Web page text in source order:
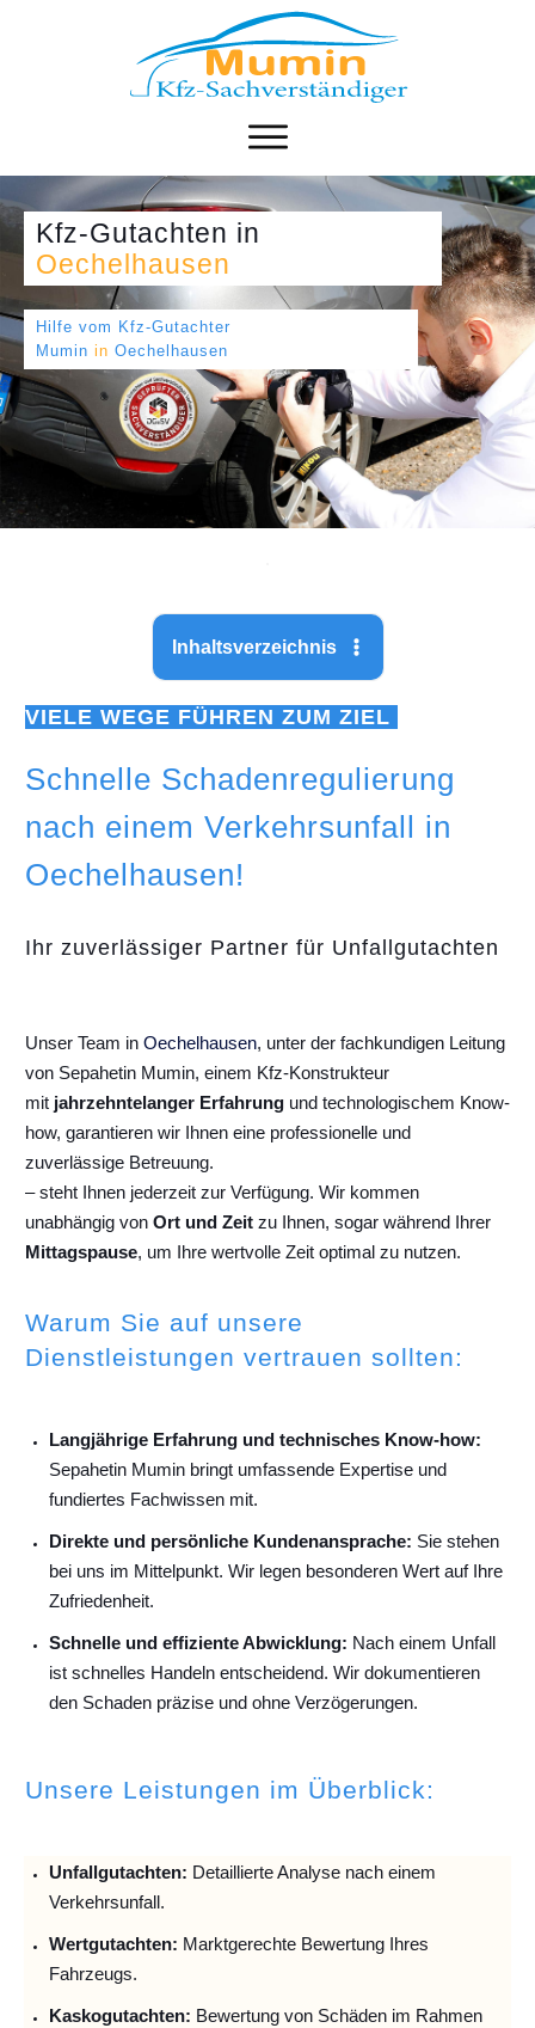
Kfz-Gutachten in
Oechelhausen
Hilfe vom Kfz-Gutachter
Mumin in Oechelhausen
Inhaltsverzeichnis
VIELE WEGE FÜHREN ZUM ZIEL
Schnelle Schadenregulierung
nach einem Verkehrsunfall in
Oechelhausen!
Ihr zuverlässiger Partner für Unfallgutachten
Unser Team in Oechelhausen, unter der fachkundigen Leitung
von Sepahetin Mumin, einem Kfz-Konstrukteur
mit jahrzehntelanger Erfahrung und technologischem Know-
how, garantieren wir Ihnen eine professionelle und
zuverlässige Betreuung.
– steht Ihnen jederzeit zur Verfügung. Wir kommen
unabhängig von Ort und Zeit zu Ihnen, sogar während Ihrer
Mittagspause, um Ihre wertvolle Zeit optimal zu nutzen.
Warum Sie auf unsere
Dienstleistungen vertrauen sollten:
Langjährige Erfahrung und technisches Know-how:
Sepahetin Mumin bringt umfassende Expertise und
fundiertes Fachwissen mit.
Direkte und persönliche Kundenansprache: Sie stehen
bei uns im Mittelpunkt. Wir legen besonderen Wert auf Ihre
Zufriedenheit.
Schnelle und effiziente Abwicklung: Nach einem Unfall
ist schnelles Handeln entscheidend. Wir dokumentieren
den Schaden präzise und ohne Verzögerungen.
Unsere Leistungen im Überblick:
Unfallgutachten: Detaillierte Analyse nach einem
Verkehrsunfall.
Wertgutachten: Marktgerechte Bewertung Ihres
Fahrzeugs.
Kaskogutachten: Bewertung von Schäden im Rahmen